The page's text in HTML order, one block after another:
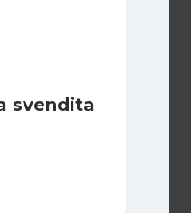
svendita